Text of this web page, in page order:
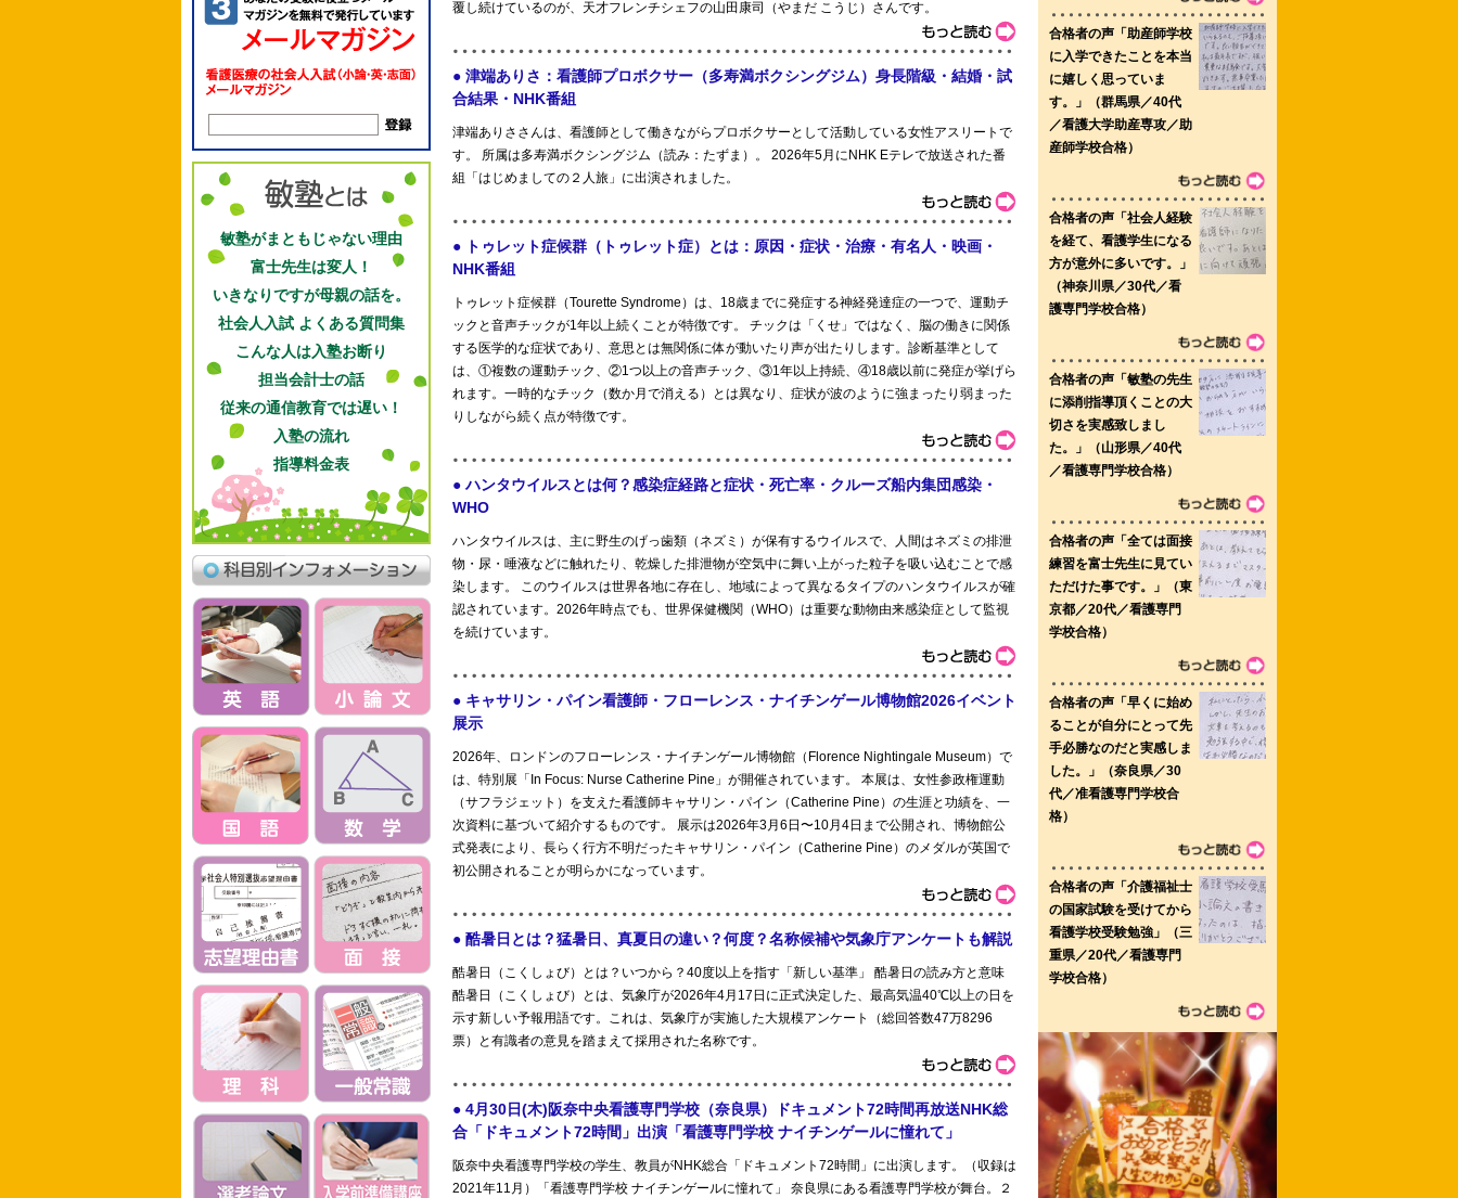
敏塾がまともじゃない理由
富士先生は変人！
いきなりですが母親の話を。
社会人入試 よくある質問集
こんな人は入塾お断り
担当会計士の話
従来の通信教育では遅い！
入塾の流れ
指導料金表